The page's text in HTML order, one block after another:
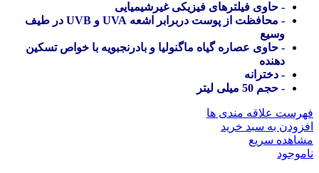
- حاوی فیلترهای فیزیکی غیرشیمیایی
- محافظت از پوست دربرابر اشعه UVA و UVB در طیف
وسیع
- حاوی عصاره گیاه ماگنولیا و بادرنجبویه با خواص تسکین
دهنده
- دخترانه
- حجم 50 میلی لیتر
فهرست علاقه مندی ها
افزودن به سبد خرید
مشاهده سریع
ناموجود